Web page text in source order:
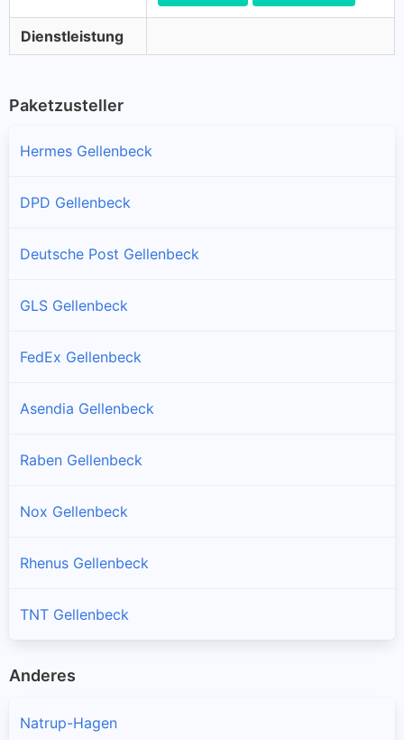
Dienstleistung
Paketzusteller
Hermes Gellenbeck
DPD Gellenbeck
Deutsche Post Gellenbeck
GLS Gellenbeck
FedEx Gellenbeck
Asendia Gellenbeck
Raben Gellenbeck
Nox Gellenbeck
Rhenus Gellenbeck
TNT Gellenbeck
Anderes
Natrup-Hagen